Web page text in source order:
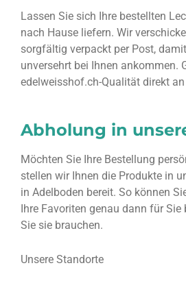
Lassen Sie sich Ihre bestellten
nach Hause liefern. Wir
sorgfältig verpackt per Post,
unversehrt bei Ihnen ankommen.
edelweisshof.ch-Qualität direkt an
Abholung in
Möchten Sie Ihre Bestellung
stellen wir Ihnen die Produkte in
in Adelboden bereit. So können
Ihre Favoriten genau dann für Sie
Sie sie brauchen.
Unsere Standorte